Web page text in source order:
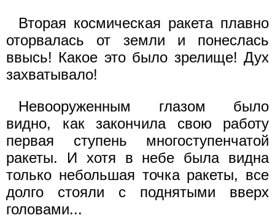
Вторая космическая ракета плавно
оторвалась от земли и понеслась
ввысь! Какое это было зрелище! Дух
захватывало!
Невооруженным глазом было
видно, как закончила свою работу
первая ступень многоступенчатой
ракеты. И хотя в небе была видна
только небольшая точка ракеты, все
долго стояли с поднятыми вверх
головами...